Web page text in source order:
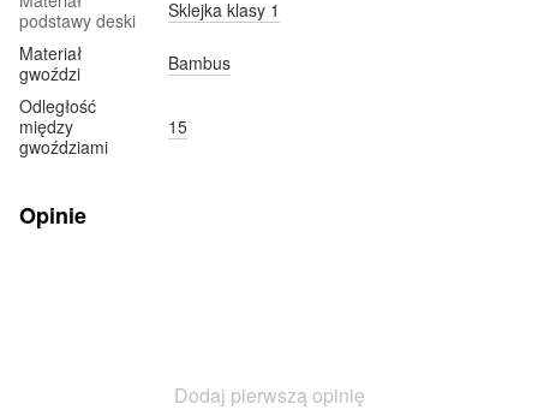
podstawy deski
Sklejka klasy 1
Materiał
gwoździ
Bambus
Odległość
między
gwoździami
15
Opinie
Dodaj pierwszą opinię